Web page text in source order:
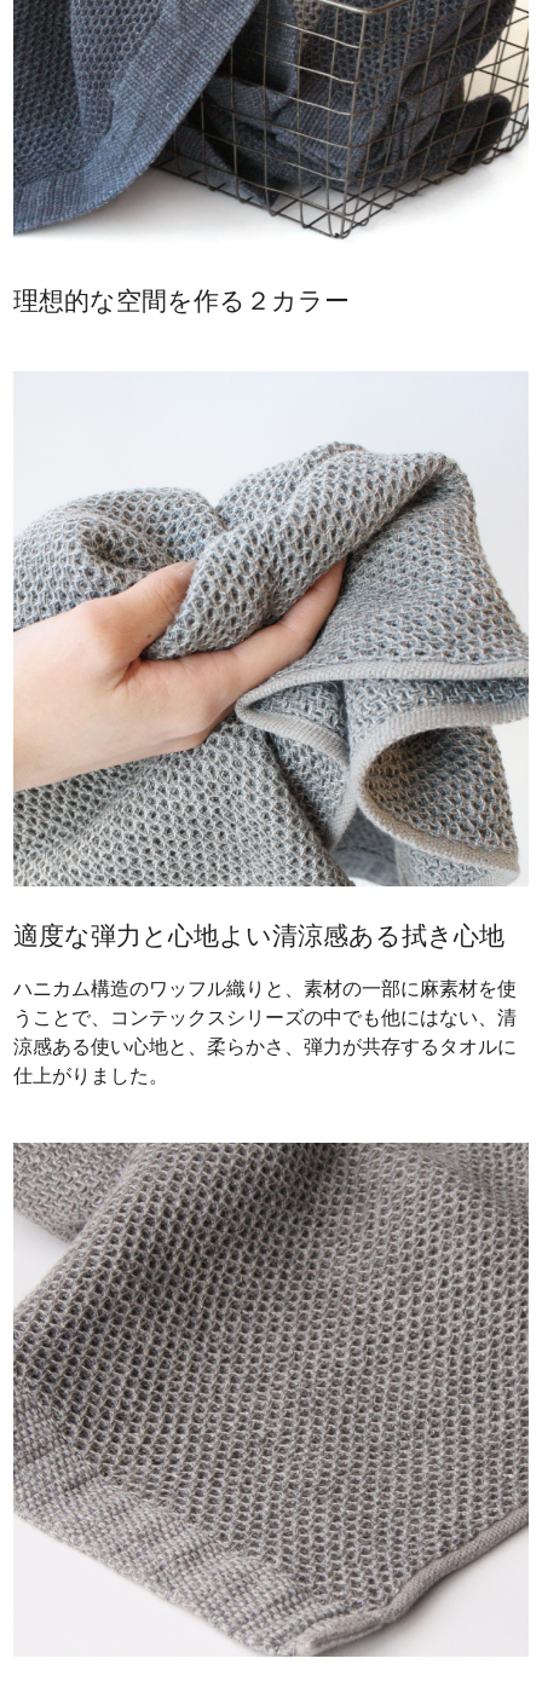
理想的な空間を作る２カラー
適度な弾力と心地よい清涼感ある拭き心地
ハニカム構造のワッフル織りと、素材の一部に麻素材を使
うことで、コンテックスシリーズの中でも他にはない、清
涼感ある使い心地と、柔らかさ、弾力が共存するタオルに
仕上がりました。